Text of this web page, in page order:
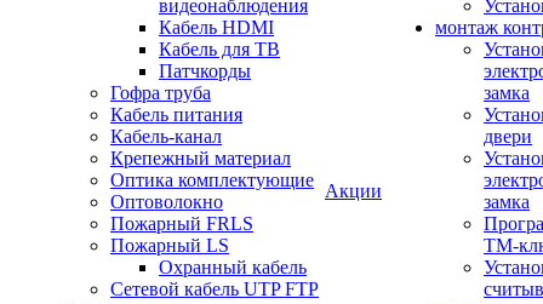
видеонаблюдения
Кабель HDMI
Кабель для ТВ
Патчкорды
Гофра труба
Кабель питания
Кабель-канал
Крепежный материал
Оптика комплектующие
Оптоволокно
Пожарный FRLS
Пожарный LS
Охранный кабель
Сетевой кабель UTP FTP
Акции
монтаж
замка
двери
замка
ТМ-